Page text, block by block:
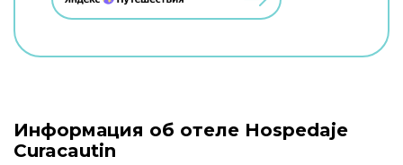
Информация об отеле Hospedaje
Curacautin